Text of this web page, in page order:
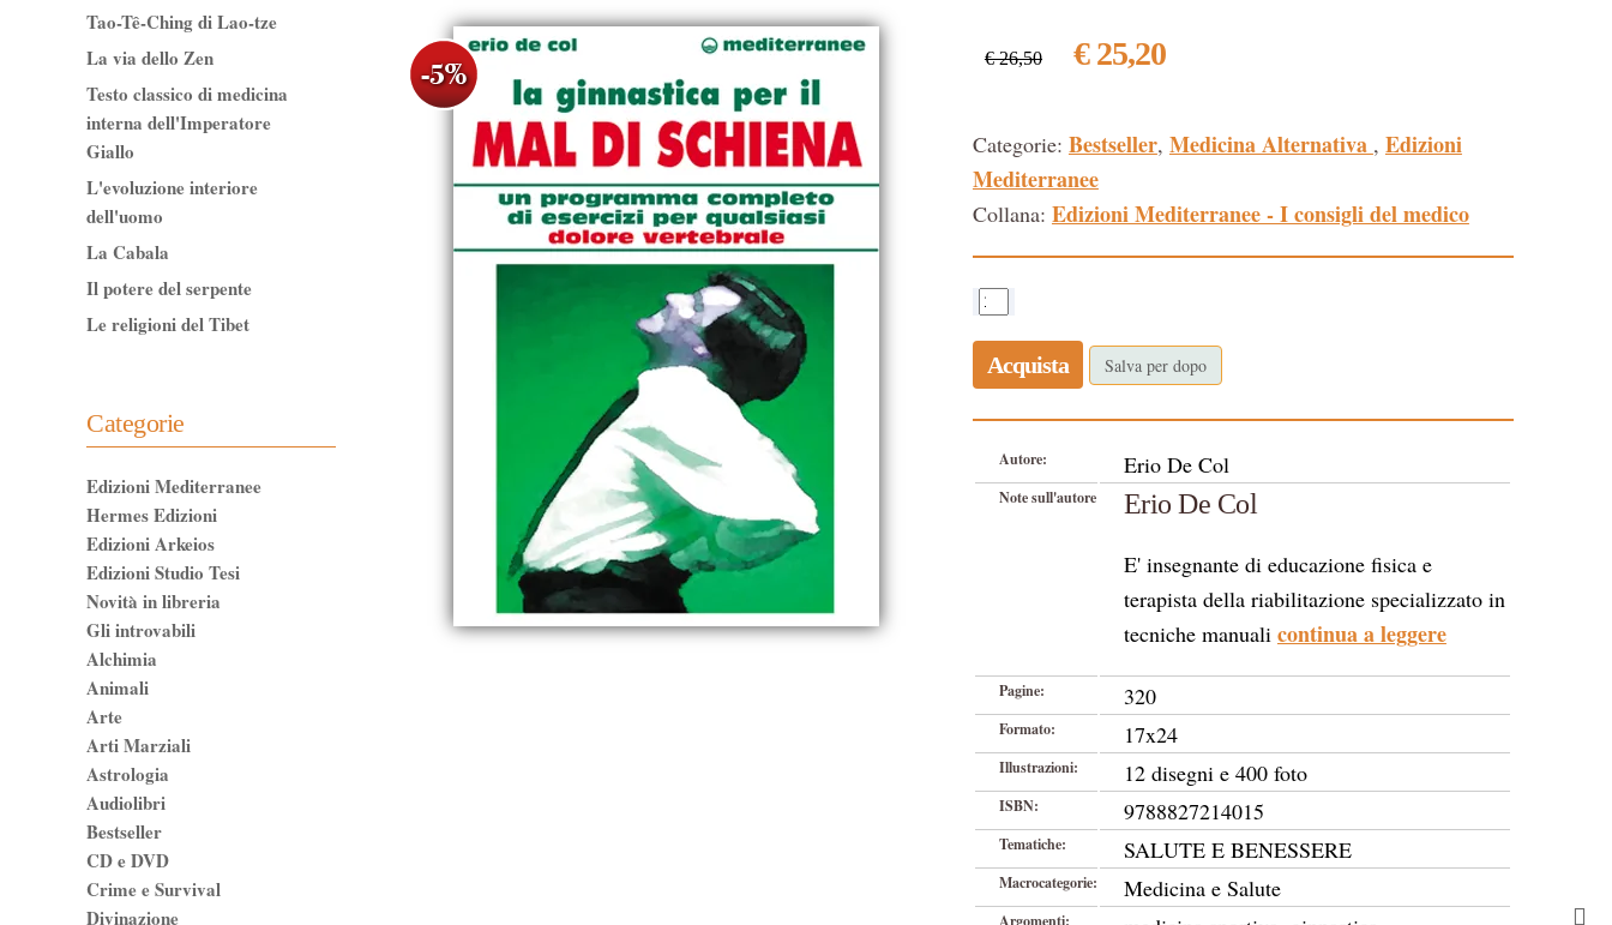
€ 26,50 € 25,20
Categorie: Bestseller, Medicina Alternativa , Edizioni
Mediterranee
Collana: Edizioni Mediterranee - I consigli del medico
Acquista Salva per dopo
Autore: Erio De Col
Note sull'autore Erio De Col
E' insegnante di educazione fisica e
terapista della riabilitazione specializzato in
tecniche manuali continua a leggere
Pagine: 320
Formato: 17x24
Illustrazioni: 12 disegni e 400 foto
ISBN: 9788827214015
Tematiche: SALUTE E BENESSERE
Macrocategorie: Medicina e Salute
Argomenti:
Tao-Tê-Ching di Lao-tze
La via dello Zen
Testo classico di medicina
interna dell'Imperatore
Giallo
L'evoluzione interiore
dell'uomo
La Cabala
Il potere del serpente
Le religioni del Tibet
Categorie
Edizioni Mediterranee
Hermes Edizioni
Edizioni Arkeios
Edizioni Studio Tesi
Novità in libreria
Gli introvabili
Alchimia
Animali
Arte
Arti Marziali
Astrologia
Audiolibri
Bestseller
CD e DVD
Crime e Survival
Divinazione